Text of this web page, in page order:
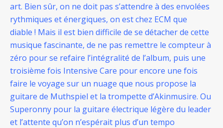
art. Bien sûr, on ne doit pas s’attendre à des envolées
rythmiques et énergiques, on est chez ECM que
diable ! Mais il est bien difficile de se détacher de cette
musique fascinante, de ne pas remettre le compteur à
zéro pour se refaire l’intégralité de l’album, puis une
troisième fois Intensive Care pour encore une fois
faire le voyage sur un nuage que nous propose la
guitare de Muthspiel et la trompette d’Akinmusire. Ou
Superonny pour la guitare électrique légère du leader
et l’attente qu’on n’espérait plus d’un tempo